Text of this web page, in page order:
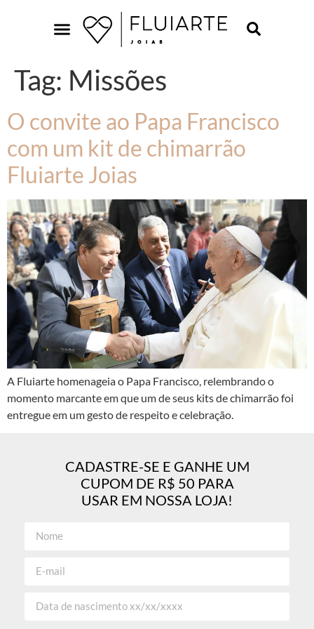
Tag: Missões
O convite ao Papa Francisco
com um kit de chimarrão
Fluiarte Joias
A Fluiarte homenageia o Papa Francisco, relembrando o
momento marcante em que um de seus kits de chimarrão foi
entregue em um gesto de respeito e celebração.
CADASTRE-SE E GANHE UM
CUPOM DE R$ 50 PARA
USAR EM NOSSA LOJA!